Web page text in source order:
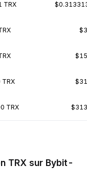
TRX
TRX
TRX
TRX sur Bybit-